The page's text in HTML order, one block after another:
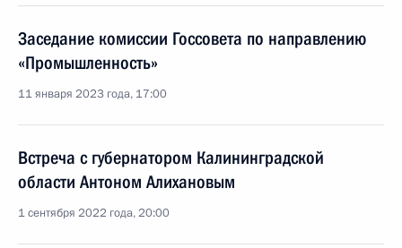
Заседание комиссии Госсовета по направлению
«Промышленность»
11 января 2023 года, 17:00
Встреча с губернатором Калининградской
области Антоном Алихановым
1 сентября 2022 года, 20:00